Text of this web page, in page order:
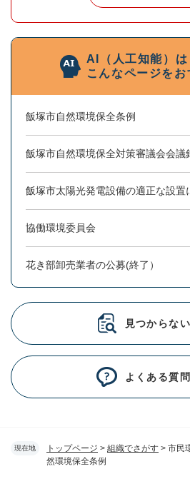
現在地 トップページ > 組織でさがす > 市民
然環境保全条例
AI（人工知能）は
こんなページを
飯塚市自然環境保全条例
飯塚市自然環境保全対策審議会会議
飯塚市太陽光発電設備の適正な設置
協働環境委員会
花き部卸売業者の公募(終了）
見つからな
よくある質